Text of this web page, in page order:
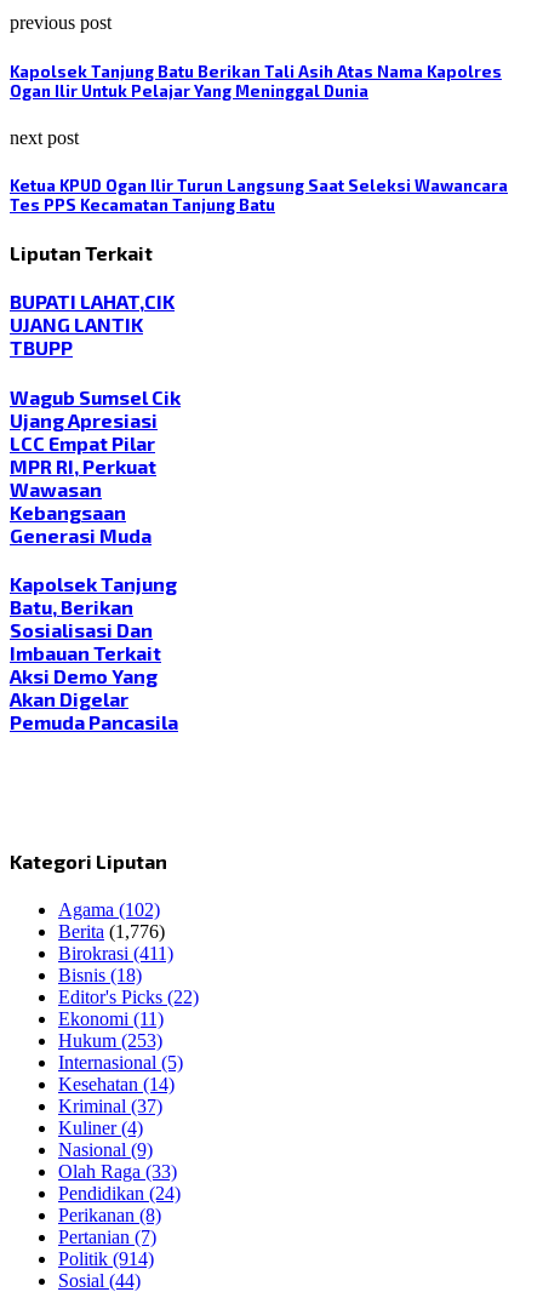
previous post
Kapolsek Tanjung Batu Berikan Tali Asih Atas Nama Kapolres
Ogan Ilir Untuk Pelajar Yang Meninggal Dunia
next post
Ketua KPUD Ogan Ilir Turun Langsung Saat Seleksi Wawancara
Tes PPS Kecamatan Tanjung Batu
Liputan Terkait
BUPATI LAHAT,CIK
UJANG LANTIK
TBUPP
Wagub Sumsel Cik
Ujang Apresiasi
LCC Empat Pilar
MPR RI, Perkuat
Wawasan
Kebangsaan
Generasi Muda
Kapolsek Tanjung
Batu, Berikan
Sosialisasi Dan
Imbauan Terkait
Aksi Demo Yang
Akan Digelar
Pemuda Pancasila
Kategori Liputan
Agama (102)
Berita (1,776)
Birokrasi (411)
Bisnis (18)
Editor's Picks (22)
Ekonomi (11)
Hukum (253)
Internasional (5)
Kesehatan (14)
Kriminal (37)
Kuliner(4)
Nasional (9)
Olah Raga (33)
Pendidikan (24)
Perikanan (8)
Pertanian (7)
Politik (914)
Sosial (44)